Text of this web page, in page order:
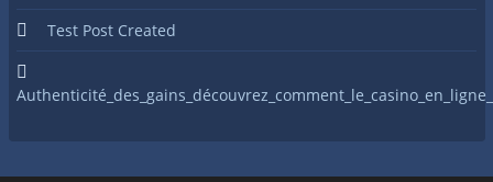
Test Post Created